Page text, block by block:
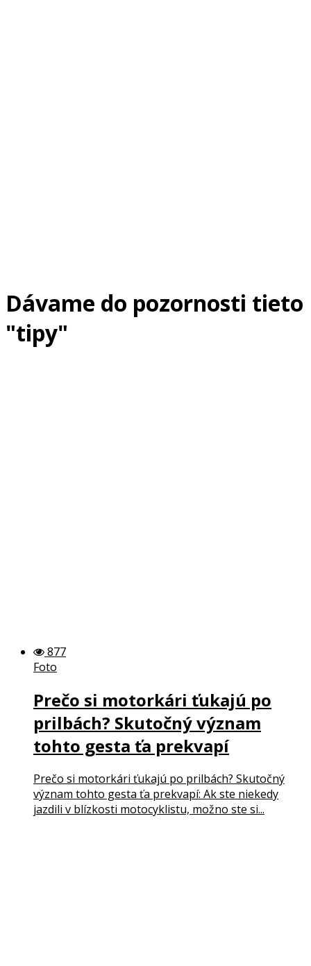
Dávame do pozornosti tieto
"tipy"
877
Foto
Prečo si motorkári ťukajú po
prilbách? Skutočný význam
tohto gesta ťa prekvapí
Prečo si motorkári ťukajú po prilbách? Skutočný
význam tohto gesta ťa prekvapí: Ak ste niekedy
jazdili v blízkosti motocyklistu, možno ste si...